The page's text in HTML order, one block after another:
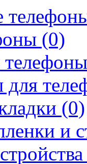
(0)
для
(0)
и